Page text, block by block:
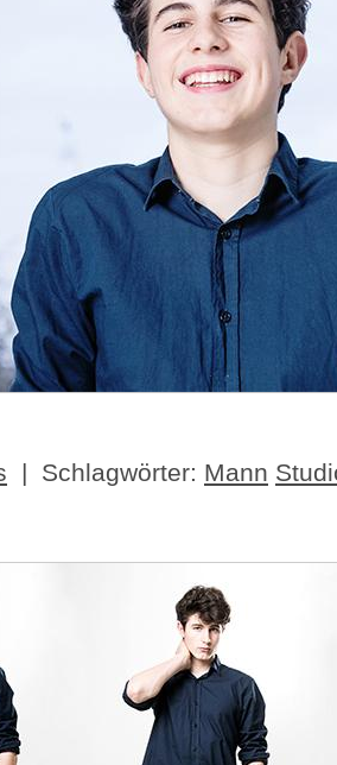
| Schlagwörter: Mann